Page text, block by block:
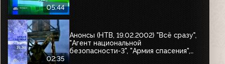
05:44
02:35
Анонсы (НТВ, 19.02.2002) "Всё сразу",
"Агент национальной
безопасности-3", "Армия спасения",